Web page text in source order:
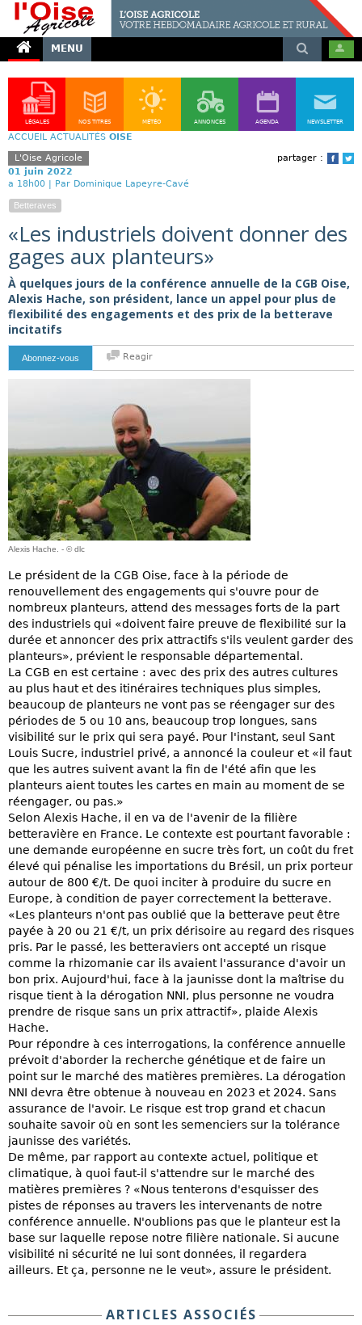
MENU
LÉGALES NOS TITRES MÉTÉO ANNONCES AGENDA NEWSLETTER
ACCUEIL ACTUALITÉS OISE
partager :
L'Oise Agricole
01 juin 2022
a 18h00 | Par Dominique Lapeyre-Cavé
Betteraves
«Les industriels doivent donner des
gages aux planteurs»
À quelques jours de la conférence annuelle de la CGB Oise,
Alexis Hache, son président, lance un appel pour plus de
flexibilité des engagements et des prix de la betterave
incitatifs
Abonnez-vous Reagir
Alexis Hache. - © dlc
Le président de la CGB Oise, face à la période de
renouvellement des engagements qui s'ouvre pour de
nombreux planteurs, attend des messages forts de la part
des industriels qui «doivent faire preuve de flexibilité sur la
durée et annoncer des prix attractifs s'ils veulent garder des
planteurs», prévient le responsable départemental.
La CGB en est certaine : avec des prix des autres cultures
au plus haut et des itinéraires techniques plus simples,
beaucoup de planteurs ne vont pas se réengager sur des
périodes de 5 ou 10 ans, beaucoup trop longues, sans
visibilité sur le prix qui sera payé. Pour l'instant, seul Sant
Louis Sucre, industriel privé, a annoncé la couleur et «il faut
que les autres suivent avant la fin de l'été afin que les
planteurs aient toutes les cartes en main au moment de se
réengager, ou pas.»
Selon Alexis Hache, il en va de l'avenir de la filière
betteravière en France. Le contexte est pourtant favorable :
une demande européenne en sucre très fort, un coût du fret
élevé qui pénalise les importations du Brésil, un prix porteur
autour de 800 €/t. De quoi inciter à produire du sucre en
Europe, à condition de payer correctement la betterave.
«Les planteurs n'ont pas oublié que la betterave peut être
payée à 20 ou 21 €/t, un prix dérisoire au regard des risques
pris. Par le passé, les betteraviers ont accepté un risque
comme la rhizomanie car ils avaient l'assurance d'avoir un
bon prix. Aujourd'hui, face à la jaunisse dont la maîtrise du
risque tient à la dérogation NNI, plus personne ne voudra
prendre de risque sans un prix attractif», plaide Alexis
Hache.
Pour répondre à ces interrogations, la conférence annuelle
prévoit d'aborder la recherche génétique et de faire un
point sur le marché des matières premières. La dérogation
NNI devra être obtenue à nouveau en 2023 et 2024. Sans
assurance de l'avoir. Le risque est trop grand et chacun
souhaite savoir où en sont les semenciers sur la tolérance
jaunisse des variétés.
De même, par rapport au contexte actuel, politique et
climatique, à quoi faut-il s'attendre sur le marché des
matières premières ? «Nous tenterons d'esquisser des
pistes de réponses au travers les intervenants de notre
conférence annuelle. N'oublions pas que le planteur est la
base sur laquelle repose notre filière nationale. Si aucune
visibilité ni sécurité ne lui sont données, il regardera
ailleurs. Et ça, personne ne le veut», assure le président.
ARTICLES ASSOCIÉS